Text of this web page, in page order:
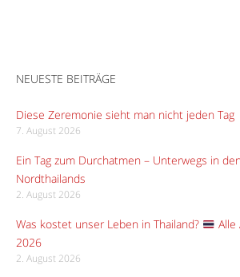
NEUESTE BEITRÄGE
Diese Zeremonie sieht man nicht jeden Tag
7. August 2026
Ein Tag zum Durchatmen – Unterwegs in
Nordthailands
2. August 2026
Was kostet unser Leben in Thailand?
Alle
2026
2. August 2026